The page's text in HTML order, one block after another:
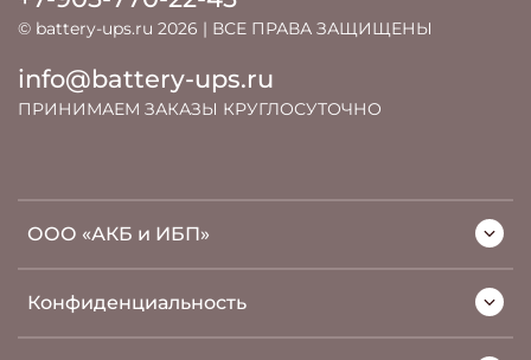
ООО «АКБ и ИБП»
Конфиденциальность
© battery-ups.ru 2026 | ВСЕ ПРАВА ЗАЩИЩЕНЫ
info@battery-ups.ru
ПРИНИМАЕМ ЗАКАЗЫ КРУГЛОСУТОЧНО